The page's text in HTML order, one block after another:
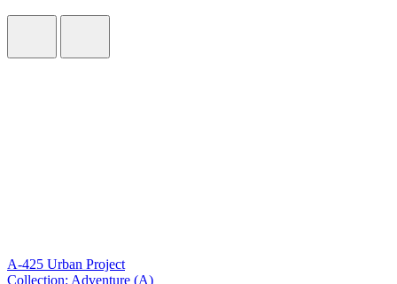
A-425 Urban Project
Collection: Adventure (A)